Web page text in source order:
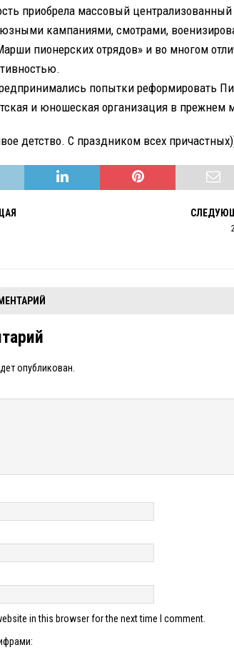
приобрела массовый централизованный
кампаниями, смотрами,
пионерских отрядов» и во многом
попытки реформировать
и юношеская организация в прежнем
детство. С праздником всех
опубликован.
in this browser for the next time I comment.